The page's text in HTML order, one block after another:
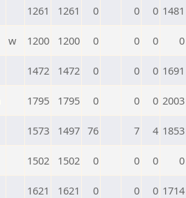
1261 1261 0 0 0 1481
w 1200 1200 0 0 0 0
1472 1472 0 0 0 1691
1795 1795 0 0 0 2003
1573 1497 76 7 4 1853
1502 1502 0 0 0 0
1621 1621 0 0 0 1714